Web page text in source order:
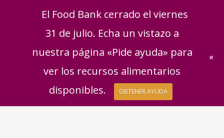
Español Consigue ayuda
El Food Bank cerrado el viernes
31 de julio. Echa un vistazo a
nuestra página «Pide ayuda» para
ver los recursos alimentarios
disponibles.
OBTENER AYUDA
+